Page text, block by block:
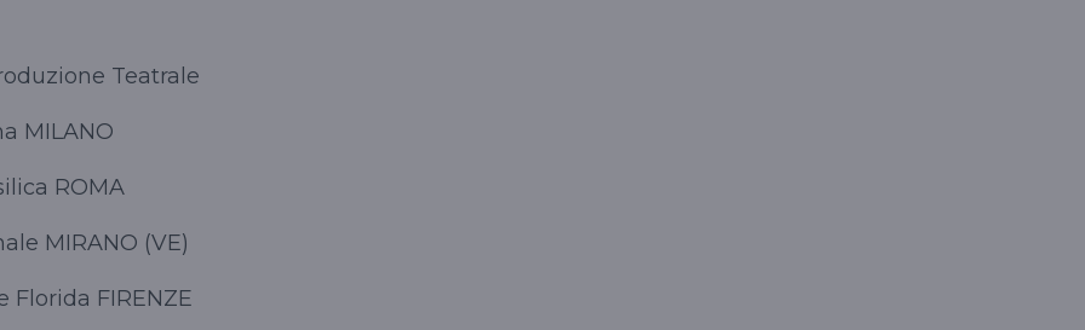
Teatrale
MILANO
ROMA
MIRANO (VE)
Florida FIRENZE